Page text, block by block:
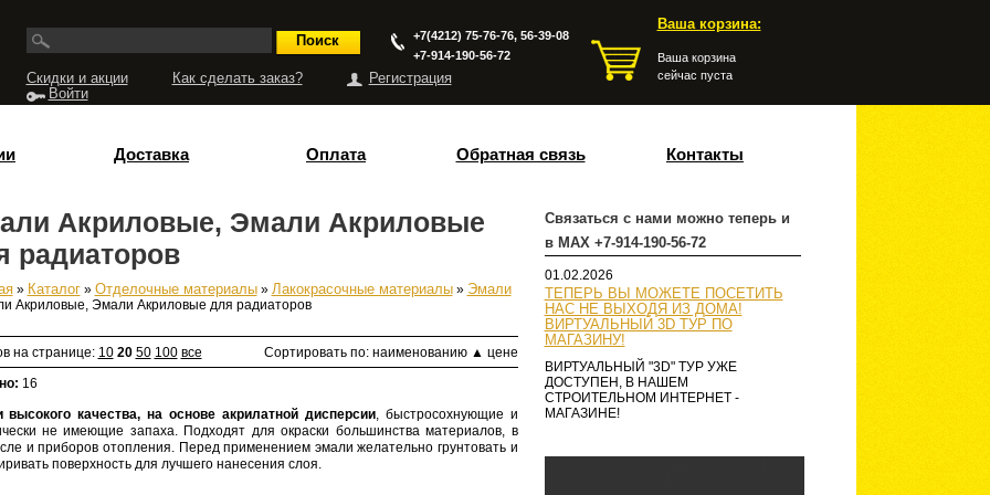
Ваша корзина:
Ваша корзина
сейчас пуста
+7(4212) 75-76-76, 56-39-08
+7-914-190-56-72
Скидки и акции Как сделать заказ?
Регистрация
Войти
Доставка Оплата Обратная связь Контакты
Связаться с нами можно теперь и
в MAX +7-914-190-56-72
01.02.2026
ТЕПЕРЬ ВЫ МОЖЕТЕ ПОСЕТИТЬ
НАС НЕ ВЫХОДЯ ИЗ ДОМА!
ВИРТУАЛЬНЫЙ 3D ТУР ПО
МАГАЗИНУ!
ВИРТУАЛЬНЫЙ "3D" ТУР УЖЕ
ДОСТУПЕН, В НАШЕМ
СТРОИТЕЛЬНОМ ИНТЕРНЕТ -
МАГАЗИНЕ!
Акриловые, Эмали Акриловые
радиаторов
» Каталог» Отделочные материалы» Лакокрасочные материалы» Эмали
Акриловые, Эмали Акриловые для радиаторов
на странице: 10 20 50 100 все Сортировать по: наименованию ▲ цене
16
высокого качества, на основе акрилатной дисперсии, быстросохнующие и
не имеющие запаха. Подходят для окраски большинства материалов, в
и приборов отопления. Перед применением эмали желательно грунтовать и
поверхность для лучшего нанесения слоя.